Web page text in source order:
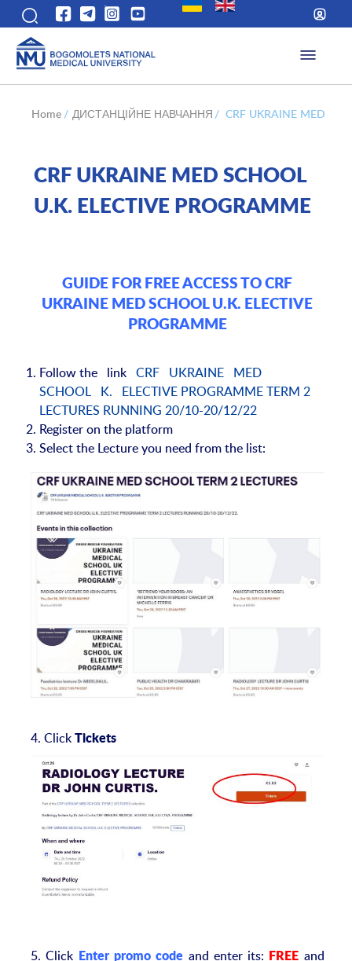
Home / ДИСТАНЦІЙНЕ НАВЧАННЯ / CRF UKRAINE MED
CRF UKRAINE MED SCHOOL
U.K. ELECTIVE PROGRAMME
GUIDE FOR FREE ACCESS TO CRF
UKRAINE MED SCHOOL U.K. ELECTIVE
PROGRAMME
Follow the linkCRF UKRAINE MED
SCHOOL K. ELECTIVE PROGRAMME TERM 2
LECTURES RUNNING 20/10-20/12/22
Register on the platform
Select the Lecture you need from the list:
4. ClickTickets
5. Click Enter promo code and enter its: FREE and